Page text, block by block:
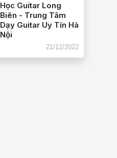
Học Guitar Long
Biên - Trung Tâm
Dạy Guitar Uy Tín Hà
Nội
21/12/2022